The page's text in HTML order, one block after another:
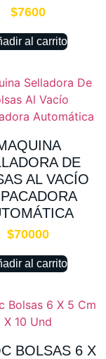
$7600
al carrito
DE
AL VACÍO
$70000
al carrito
BOLSAS 6 X